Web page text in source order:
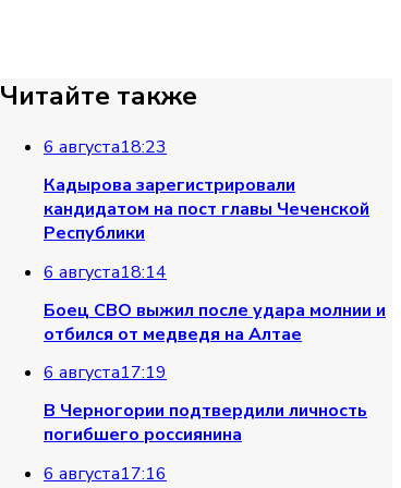
Читайте также
6 августа18:23
Кадырова зарегистрировали
кандидатом на пост главы Чеченской
Республики
6 августа18:14
Боец СВО выжил после удара молнии и
отбился от медведя на Алтае
6 августа17:19
В Черногории подтвердили личность
погибшего россиянина
6 августа17:16